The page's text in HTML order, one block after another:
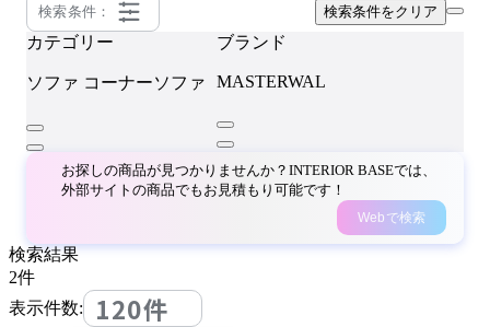
検索条件： 検索条件をクリア
カテゴリー
ソファ コーナーソファ
ブランド
MASTERWAL
お探しの商品が見つかりませんか？INTERIOR BASEでは、
外部サイトの商品でもお見積もり可能です！
Webで検索
検索結果
2件
表示件数:
120件